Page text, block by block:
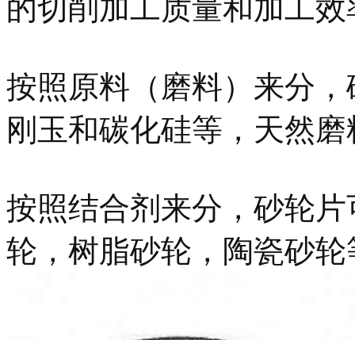
的切削加工质量和加工
按照原料（磨料）来分
刚玉和碳化硅等，天然
按照结合剂来分，砂轮
轮，树脂砂轮，陶瓷砂轮